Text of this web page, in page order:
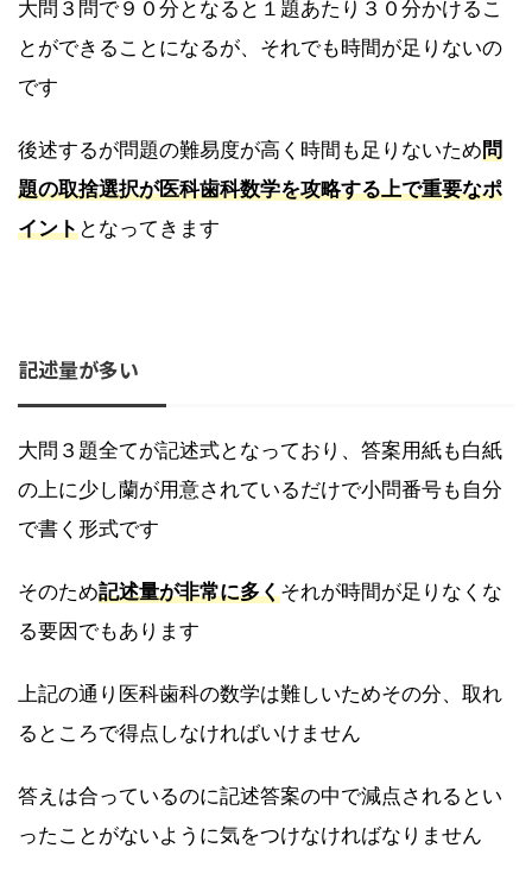
大問３問で９０分となると１題あたり３０分かけるこ
とができることになるが、それでも時間が足りないの
です
後述するが問題の難易度が高く時間も足りないため問
題の取捨選択が医科歯科数学を攻略する上で重要なポ
イントとなってきます
記述量が多い
大問３題全てが記述式となっており、答案用紙も白紙
の上に少し蘭が用意されているだけで小問番号も自分
で書く形式です
そのため記述量が非常に多くそれが時間が足りなくな
る要因でもあります
上記の通り医科歯科の数学は難しいためその分、取れ
るところで得点しなければいけません
答えは合っているのに記述答案の中で減点されるとい
ったことがないように気をつけなければなりません